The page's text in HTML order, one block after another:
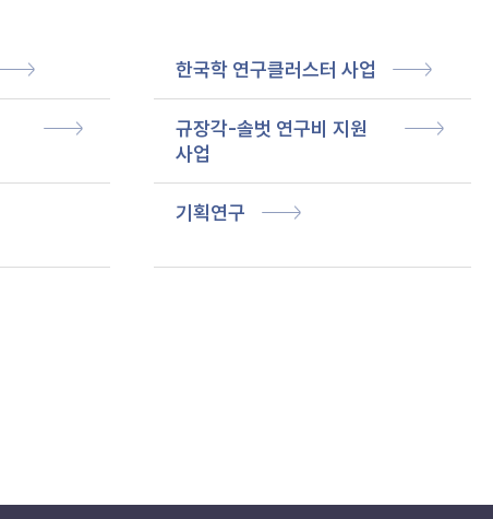
한국학 연구클러스터 사업
규장각-솔벗 연구비 지원
사업
기획연구